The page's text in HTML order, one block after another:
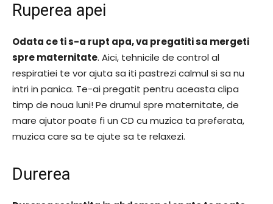
Ruperea apei
Odata ce ti s-a rupt apa, va pregatiti sa mergeti
spre maternitate. Aici, tehnicile de control al
respiratiei te vor ajuta sa iti pastrezi calmul si sa nu
intri in panica. Te-ai pregatit pentru aceasta clipa
timp de noua luni! Pe drumul spre maternitate, de
mare ajutor poate fi un CD cu muzica ta preferata,
muzica care sa te ajute sa te relaxezi.
Durerea